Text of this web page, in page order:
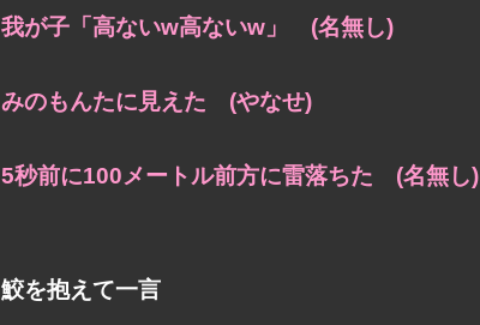
我が子「高ないw高ないw」 (名無し)
みのもんたに見えた (やなせ)
5秒前に100メートル前方に雷落ちた (名無し)
鮫を抱えて一言